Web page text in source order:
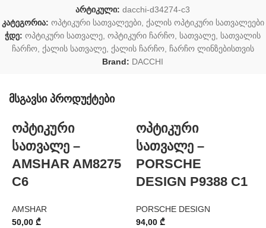
არტიკული:dacchi-d34274-c3
კატეგორია: ოპტიკური სათვალეები, ქალის ოპტიკური სათვალეები
ჭდე: ოპტიკური სათვალე, ოპტიკური ჩარჩო, სათვალე, სათვალის
ჩარჩო, ქალის სათვალე, ქალის ჩარჩო, ჩარჩო ლინზებისთვის
Brand: DACCHI
მსგავსი პროდუქტები
ოპტიკური
სათვალე –
AMSHAR AM8275
C6
AMSHAR
50,00 ₾
ოპტიკური
სათვალე –
PORSCHE
DESIGN P9388 C1
PORSCHE DESIGN
94,00 ₾